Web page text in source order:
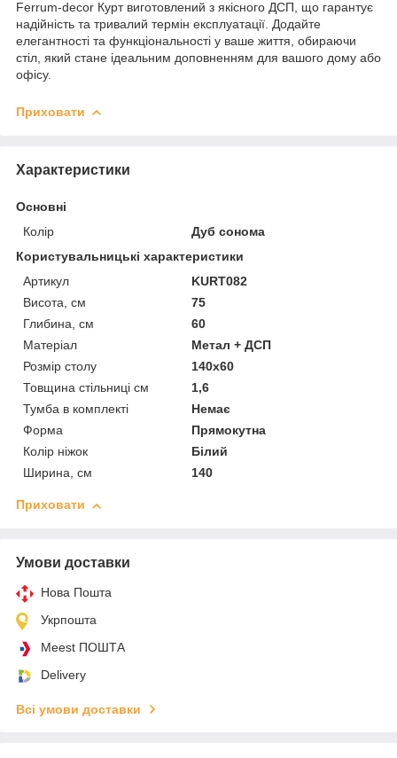
Ferrum-decor Курт виготовлений з якісного ДСП, що гарантує
надійність та тривалий термін експлуатації. Додайте
елегантності та функціональності у ваше життя, обираючи
стіл, який стане ідеальним доповненням для вашого дому або
офісу.
Приховати
Характеристики
Основні
Колір
Дуб сонома
Користувальницькі характеристики
Артикул
KURT082
Висота, см
75
Глибина, см
60
Матеріал
Метал + ДСП
Розмір столу
140х60
Товщина стільниці см
1,6
Тумба в комплекті
Немає
Форма
Прямокутна
Колір ніжок
Білий
Ширина, см
140
Приховати
Умови доставки
Нова Пошта
Укрпошта
Meest ПОШТА
Delivery
Всі умови доставки